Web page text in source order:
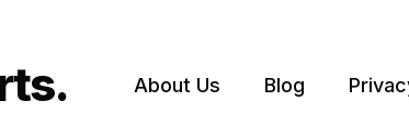
About Us Blog